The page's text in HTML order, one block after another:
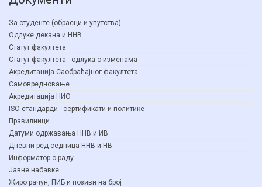
За студенте (обрасци и упутства)
Одлуке декана и ННВ
Статут факултета
Статут факултета - одлука о изменама
Акредитација Саобраћајног факултета
Самовредновање
Акредитација НИО
ISO стандарди - сертификати и политике
Правилници
Датуми одржавања ННВ и ИВ
Дневни ред седница ННВ и НВ
Информатор о раду
Јавне набавке
Жиро рачун, ПИБ и позиви на број